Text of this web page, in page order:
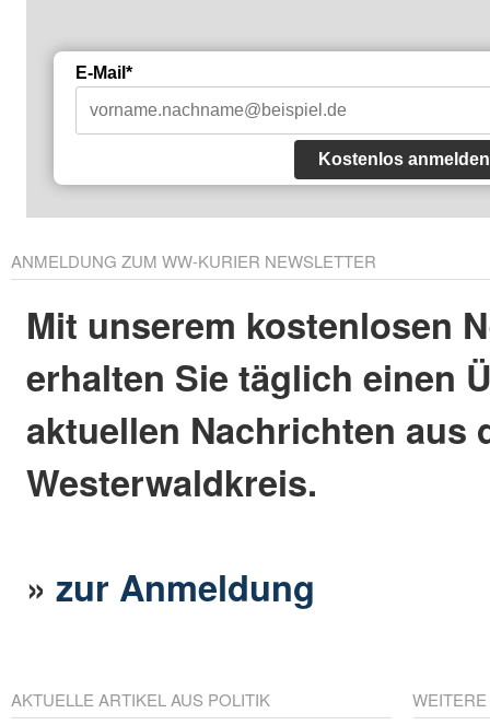
E-Mail*
Kostenlos anmelden
ANMELDUNG ZUM WW-KURIER NEWSLETTER
Mit unserem kostenlosen
erhalten Sie täglich einen
aktuellen Nachrichten aus
Westerwaldkreis.
»zur Anmeldung
AKTUELLE ARTIKEL AUS POLITIK